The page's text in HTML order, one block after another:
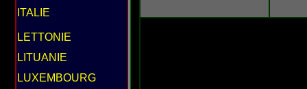
ITALIE
LETTONIE
LITUANIE
LUXEMBOURG